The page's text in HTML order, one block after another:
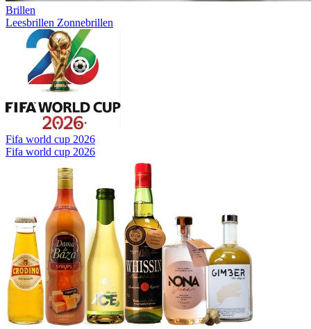
Brillen
Leesbrillen Zonnebrillen
Fifa world cup 2026
Fifa world cup 2026